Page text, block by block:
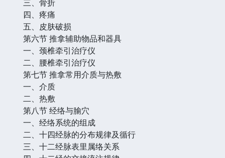
三、骨折
四、疼痛
五、皮肤破损
第六节 推拿辅助物品和器具
一、颈椎牵引治疗仪
二、腰椎牵引治疗仪
第七节 推拿常用介质与热敷
一、介质
二、热敷
第八节 经络与腧穴
一、经络系统的组成
二、十四经脉的分布规律及循行
三、十二经脉表里属络关系